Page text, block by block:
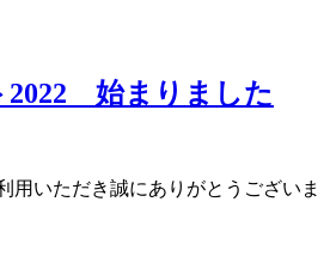
2022 始まりました
用いただき誠にありがとうございま